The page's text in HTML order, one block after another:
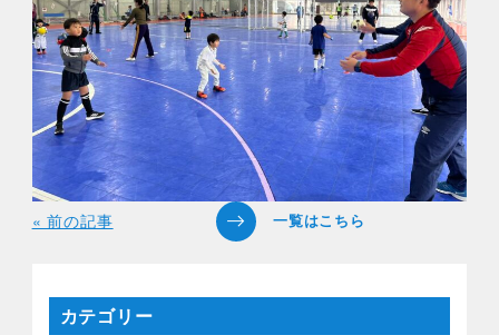
« 前の記事
カテゴリー